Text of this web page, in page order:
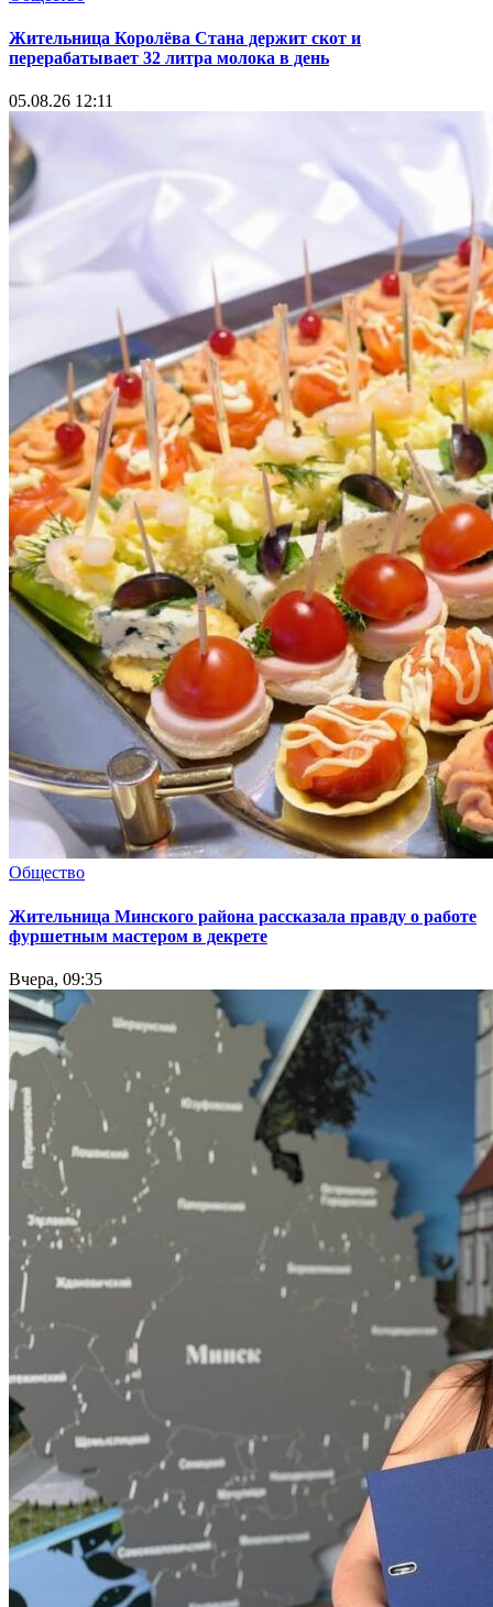
Жительница Королёва Стана держит скот и
перерабатывает 32 литра молока в день
05.08.26 12:11
Общество
Жительница Минского района рассказала правду о работе
фуршетным мастером в декрете
Вчера, 09:35